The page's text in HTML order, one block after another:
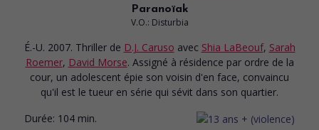
Paranoïak
V.O.: Disturbia
É.-U. 2007. Thriller de D.J. Caruso avec Shia LaBeouf, Sarah
Roemer, David Morse. Assigné à résidence par ordre de la
cour, un adolescent épie son voisin d'en face, convaincu
qu'il est le tueur en série qui sévit dans son quartier.
Durée: 104 min.